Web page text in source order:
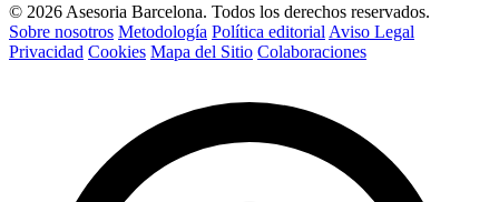
© 2026 Asesoria Barcelona. Todos los derechos reservados.
Sobre nosotros Metodología Política editorial Aviso Legal
Privacidad Cookies Mapa del Sitio Colaboraciones